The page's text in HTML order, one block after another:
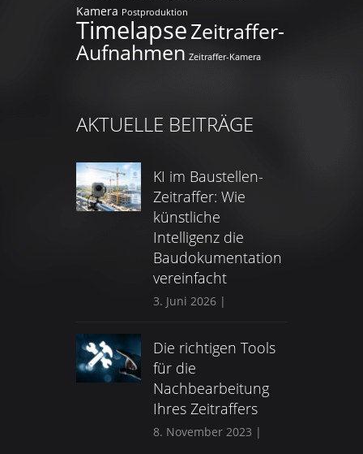
Kamera Postproduktion
TimelapseZeitraffer-
Aufnahmen Zeitraffer-Kamera
AKTUELLE BEITRÄGE
KI im Baustellen-
Zeitraffer: Wie
künstliche
Intelligenz die
Baudokumentation
vereinfacht
3. Juni 2026 |
Die richtigen Tools
für die
Nachbearbeitung
Ihres Zeitraffers
8. November 2023 |